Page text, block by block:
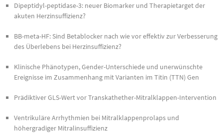
Dipeptidyl-peptidase-3: neuer Biomarker und Therapietarget der
akuten Herzinsuffizienz?
BB-meta-HF: Sind Betablocker nach wie vor effektiv zur Verbesserung
des Überlebens bei Herzinsuffizienz?
Klinische Phänotypen, Gender-Unterschiede und unerwünschte
Ereignisse im Zusammenhang mit Varianten im Titin (TTN) Gen
Prädiktiver GLS-Wert vor Transkathether-Mitralklappen-Intervention
Ventrikuläre Arrhythmien bei Mitralklappenprolaps und
höhergradiger Mitralinsuffizienz